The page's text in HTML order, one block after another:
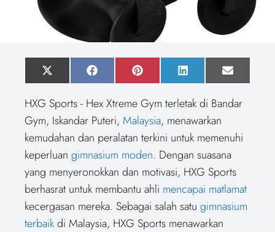
S
h
r
e
o
n
X
(
w
i
t
t
e
r
)
S
h
r
o
n
F
a
e
o
o
k
S
h
r
o
n
P
i
t
r
e
s
t
S
h
r
o
n
L
i
k
d
I
n
S
h
r
n
E
m
i
HXG Sports - Hex Xtreme Gym terletak di Bandar
Gym, Iskandar Puteri, Malaysia, menawarkan
kemudahan dan peralatan terkini untuk memenuhi
keperluan gimnasium moden. Dengan suasana
yang menyeronokkan dan motivasi, HXG Sports
berhasrat untuk membantu ahli mencapai matlamat
kecergasan mereka. Sebagai salah satu gimnasium
terbaikdi Malaysia, HXG Sports menawarkan